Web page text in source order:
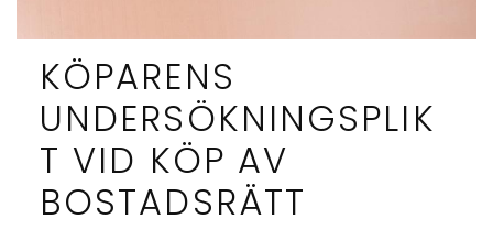
KÖPARENS
UNDERSÖKNINGSPLIK
T VID KÖP AV
BOSTADSRÄTT